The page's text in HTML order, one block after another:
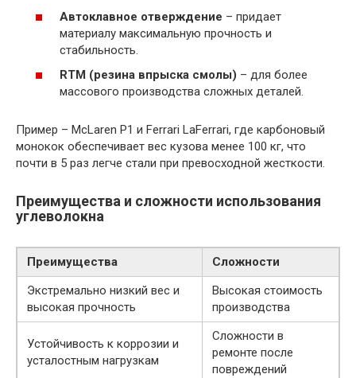
Автоклавное отверждение – придает
материалу максимальную прочность и
стабильность.
RTM (резина впрыска смолы) – для более
массового производства сложных деталей.
Пример – McLaren P1 и Ferrari LaFerrari, где карбоновый
монокок обеспечивает вес кузова менее 100 кг, что
почти в 5 раз легче стали при превосходной жесткости.
Преимущества и сложности использования
углеволокна
Преимущества
Сложности
Экстремально низкий вес и
высокая прочность
Высокая стоимость
производства
Устойчивость к коррозии и
усталостным нагрузкам
Сложности в
ремонте после
повреждений